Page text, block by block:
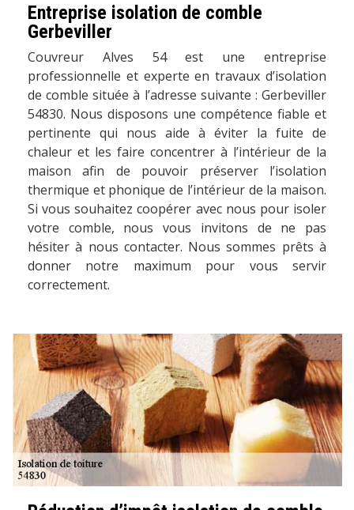
Entreprise isolation de comble
Gerbeviller
Couvreur Alves 54 est une entreprise
professionnelle et experte en travaux d’isolation
de comble située à l’adresse suivante : Gerbeviller
54830. Nous disposons une compétence fiable et
pertinente qui nous aide à éviter la fuite de
chaleur et les faire concentrer à l’intérieur de la
maison afin de pouvoir préserver l’isolation
thermique et phonique de l’intérieur de la maison.
Si vous souhaitez coopérer avec nous pour isoler
votre comble, nous vous invitons de ne pas
hésiter à nous contacter. Nous sommes prêts à
donner notre maximum pour vous servir
correctement.